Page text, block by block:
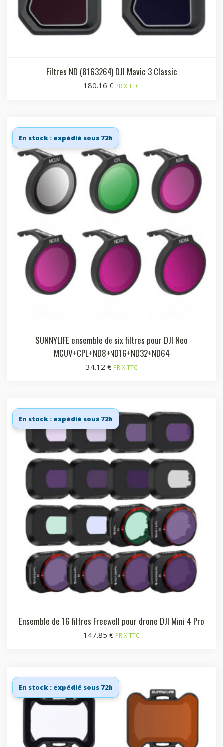
Filtres ND (8163264) DJI Mavic 3 Classic
180.16 € PRIX TTC
En stock : expédié sous 72h
SUNNYLIFE ensemble de six filtres pour DJI Neo
MCUV+CPL+ND8+ND16+ND32+ND64
34.12 € PRIX TTC
En stock : expédié sous 72h
Ensemble de 16 filtres Freewell pour drone DJI Mini 4 Pro
147.85 € PRIX TTC
En stock : expédié sous 72h